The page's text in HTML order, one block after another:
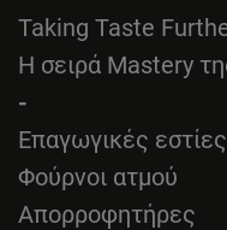
Taking Taste
Η σειρά Mastery
-
Επαγωγικές εστίες
Φούρνοι ατμού
Απορροφητήρες